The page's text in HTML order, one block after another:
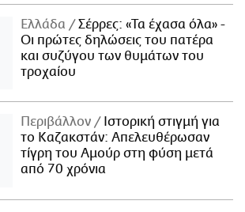
Ελλάδα
Σέρρες: «Τα έχασα όλα» -
Οι πρώτες δηλώσεις του πατέρα
και συζύγου των θυμάτων του
τροχαίου
Περιβάλλον
Ιστορική στιγμή για
το Καζακστάν: Απελευθέρωσαν
τίγρη του Αμούρ στη φύση μετά
από 70 χρόνια